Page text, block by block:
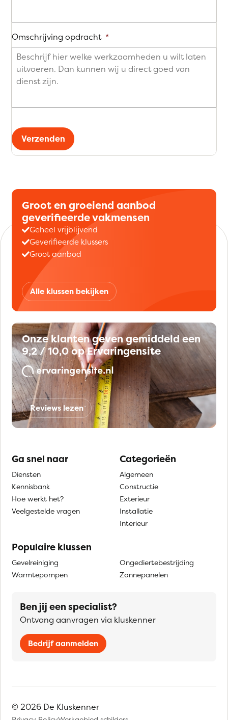
Omschrijving opdracht *
Verzenden
Groot en groeiend aanbod
geverifieerde vakmensen
Geheel vrijblijvend
Geverifieerde klussers
Groot aanbod
Alle klussen bekijken
Onze klanten geven gemiddeld een
9,2 / 10,0 op Ervaringensite
Reviews lezen
Ga snel naar
Diensten
Kennisbank
Hoe werkt het?
Veelgestelde vragen
Categorieën
Algemeen
Constructie
Exterieur
Installatie
Interieur
Populaire klussen
Gevelreiniging
Warmtepompen
Ongediertebestrijding
Zonnepanelen
Ben jij een specialist?
Ontvang aanvragen via kluskenner
Bedrijf aanmelden
© 2026 De Kluskenner